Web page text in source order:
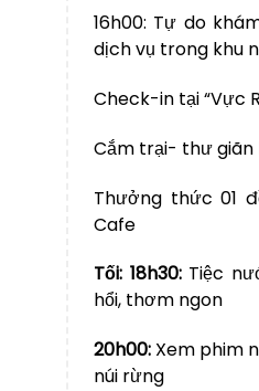
16h00: Tự do
dịch vụ trong khu
Check-in tại “Vực
Cắm trại- thư giãn
Thưởng thức 01
Cafe
Tối: 18h30:Tiệc
hổi, thơm ngon
20h00: Xem phim
núi rừng